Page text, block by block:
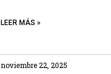
LEER MÁS »
noviembre 22, 2025